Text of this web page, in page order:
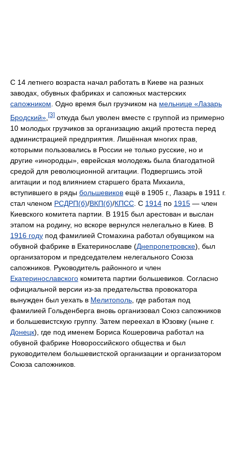
С 14 летнего возраста начал работать в Киеве на разных
заводах, обувных фабриках и сапожных мастерских
сапожником. Одно время был грузчиком на мельнице «Лазарь
Бродский» [3] откуда был уволен вместе с группой из примерно
10 молодых грузчиков за организацию акций протеста перед
администрацией предприятия. Лишённая многих прав,
которыми пользовались в России не только русские, но и
другие «инородцы», еврейская молодежь была благодатной
средой для революционной агитации. Подвергшись этой
агитации и под влиянием старшего брата Михаила,
вступившего в ряды большевиков ещё в 1905 г., Лазарь в 1911 г.
стал членом РСДРП(б)/ВКП(б)/КПСС . С 1914 по 1915 — член
Киевского комитета партии. В 1915 был арестован и выслан
этапом на родину, но вскоре вернулся нелегально в Киев. В
1916 году под фамилией Стомахина работал обувщиком на
обувной фабрике в Екатеринославе (Днепропетровске), был
организатором и председателем нелегального Союза
сапожников. Руководитель районного и член
Екатеринославского комитета партии большевиков. Согласно
официальной версии из-за предательства провокатора
вынужден был уехать в Мелитополь , где работая под
фамилией Гольденберга вновь организовал Союз сапожников
и большевистскую группу. Затем переехал в Юзовку (ныне г.
Донецк), где под именем Бориса Кошеровича работал на
обувной фабрике Новороссийского общества и был
руководителем большевистской организации и организатором
Союза сапожников.